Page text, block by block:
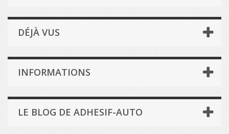
DÉJÀ VUS
INFORMATIONS
LE BLOG DE ADHESIF-AUTO